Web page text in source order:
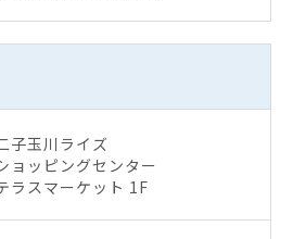
子玉川ライズ
ョッピングセンター
ラスマーケット 1F